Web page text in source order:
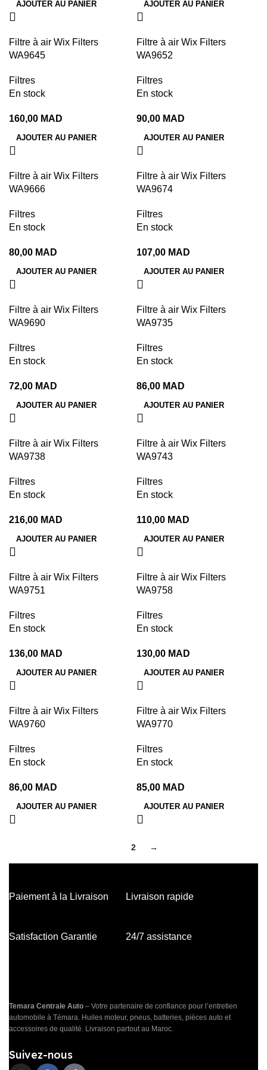
AJOUTER AU PANIER AJOUTER AU PANIER
Filtre à air Wix Filters
WA9645
Filtres
En stock
160,00 MAD
AJOUTER AU PANIER
Filtre à air Wix Filters
WA9652
Filtres
En stock
90,00 MAD
AJOUTER AU PANIER
Filtre à air Wix Filters
WA9666
Filtres
En stock
80,00 MAD
AJOUTER AU PANIER
Filtre à air Wix Filters
WA9674
Filtres
En stock
107,00 MAD
AJOUTER AU PANIER
Filtre à air Wix Filters
WA9690
Filtres
En stock
72,00 MAD
AJOUTER AU PANIER
Filtre à air Wix Filters
WA9735
Filtres
En stock
86,00 MAD
AJOUTER AU PANIER
Filtre à air Wix Filters
WA9738
Filtres
En stock
216,00 MAD
AJOUTER AU PANIER
Filtre à air Wix Filters
WA9743
Filtres
En stock
110,00 MAD
AJOUTER AU PANIER
Filtre à air Wix Filters
WA9751
Filtres
En stock
136,00 MAD
AJOUTER AU PANIER
Filtre à air Wix Filters
WA9758
Filtres
En stock
130,00 MAD
AJOUTER AU PANIER
Filtre à air Wix Filters
WA9760
Filtres
En stock
86,00 MAD
AJOUTER AU PANIER
Filtre à air Wix Filters
WA9770
Filtres
En stock
85,00 MAD
AJOUTER AU PANIER
2 →
Paiement à la Livraison Livraison rapide
Satisfaction Garantie 24/7 assistance
Temara Centrale Auto – Votre partenaire de confiance pour l’entretien
automobile à Témara. Huiles moteur, pneus, batteries, pièces auto et
accessoires de qualité. Livraison partout au Maroc.
Suivez-nous